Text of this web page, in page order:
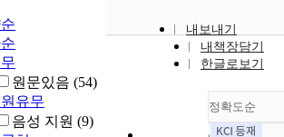
원문있음 (54)
유무
음성 지원 (9)
내보내기
내책장담기
한글로보기
정확도순